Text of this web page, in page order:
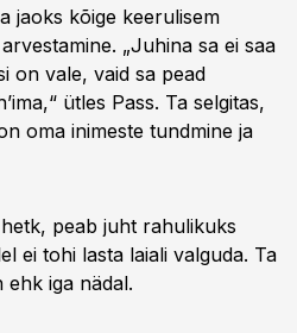
jaoks kõige keerulisem
„Juhina sa ei saa
on vale, vaid sa pead
ütles Pass. Ta selgitas,
oma inimeste tundmine ja
peab juht rahulikuks
ei tohi lasta laiali valguda. Ta
ehk iga nädal.